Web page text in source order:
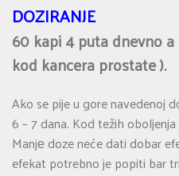
DOZIRANJE
60 kapi 4 puta dnevno
kod kancera prostate ).
Ako se pije u gore navedenoj
6 – 7 dana. Kod težih
Manjе doze neće dati dobar
efekat potrebno je popiti bar